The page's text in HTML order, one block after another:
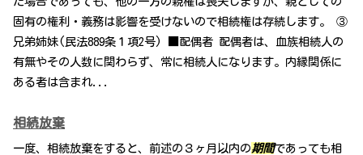
固有の権利・義務は影響を受けないので相続権は存続します。 ③
兄弟姉妹(民法889条１項2号) ■配偶者 配偶者は、血族相続人の
有無やその人数に関わらず、常に相続人になります。内縁関係に
ある者は含まれ...
相続放棄
一度、相続放棄をすると、前述の３ヶ月以内の期間であっても相